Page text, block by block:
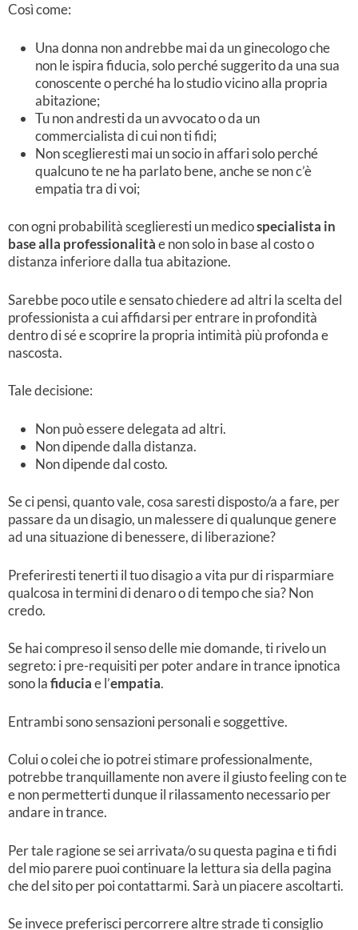
Così come:
Una donna non andrebbe mai da un ginecologo che
non le ispira fiducia, solo perché suggerito da una sua
conoscente o perché ha lo studio vicino alla propria
abitazione;
Tu non andresti da un avvocato o da un
commercialista di cui non ti fidi;
Non sceglieresti mai un socio in affari solo perché
qualcuno te ne ha parlato bene, anche se non c’è
empatia tra di voi;
con ogni probabilità sceglieresti un medicospecialista in
base alla professionalitàe non solo in base al costo o
distanza inferiore dalla tua abitazione.
Sarebbe poco utile e sensato chiedere ad altri la scelta del
professionista a cui affidarsi per entrare in profondità
dentro di sé e scoprire la propria intimità più profonda e
nascosta.
Tale decisione:
Non può essere delegata ad altri.
Non dipende dalla distanza.
Non dipende dal costo.
Se ci pensi, quanto vale, cosa saresti disposto/a a fare, per
passare da un disagio, un malessere di qualunque genere
ad una situazione di benessere, di liberazione?
Preferiresti tenerti il tuo disagio a vita pur di risparmiare
qualcosa in termini di denaro o di tempo che sia? Non
credo.
Se hai compreso il senso delle mie domande, ti rivelo un
segreto: i pre-requisiti per poter andare in trance ipnotica
sono lafiduciae l’empatia.
Entrambi sono sensazioni personali e soggettive.
Colui o colei che io potrei stimare professionalmente,
potrebbe tranquillamente non avere il giusto feeling con te
e non permetterti dunque il rilassamento necessario per
andare in trance.
Per tale ragione se sei arrivata/o su questa pagina e ti fidi
del mio parere puoi continuare la lettura sia della pagina
che del sito per poi contattarmi. Sarà un piacere ascoltarti.
Se invece preferisci percorrere altre strade ti consiglio